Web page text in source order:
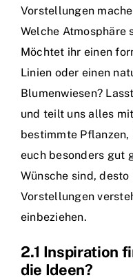
Vorstellungen
Welche Atmosphäre
Möchtet ihr einen
Linien oder einen
Blumenwiesen?
und teilt uns alles
bestimmte
euch besonders gut
Wünsche sind,
Vorstellungen
einbeziehen.
2.1 Inspiration
die Ideen?